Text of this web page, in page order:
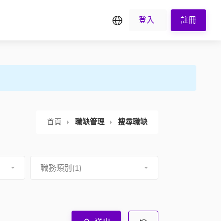
繁中登入 註冊
首頁 職缺管理 搜尋職缺
職務類別(1)